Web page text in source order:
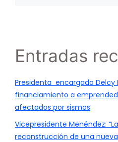
Entradas
Presidenta encargada Delcy
financiamiento a
afectados por sismos
Vicepresidente Menéndez:
reconstrucción de una